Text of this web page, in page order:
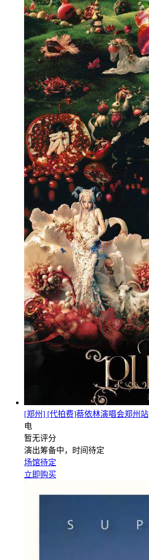
[郑州] [代拍费]蔡依林演唱会郑州站
电
暂无评分
演出筹备中，时间待定
场馆待定
立即购买